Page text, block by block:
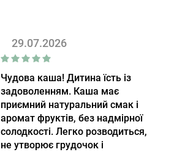
29.07.2026
Чудова каша! Дитина їсть із
задоволенням. Каша має
приємний натуральний смак і
аромат фруктів, без надмірної
солодкості. Легко розводиться,
не утворює грудочок і